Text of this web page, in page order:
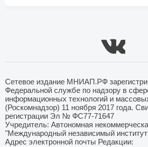
Сетевое издание МНИАП.РФ
Федеральной службе по надзору в
информационных технологий и
(Роскомнадзор) 11 ноября 2017 года.
регистрации Эл № ФС77-71647
Учредитель: Автономная
"Международный независимый институт
Адрес электронной почты Редакции: